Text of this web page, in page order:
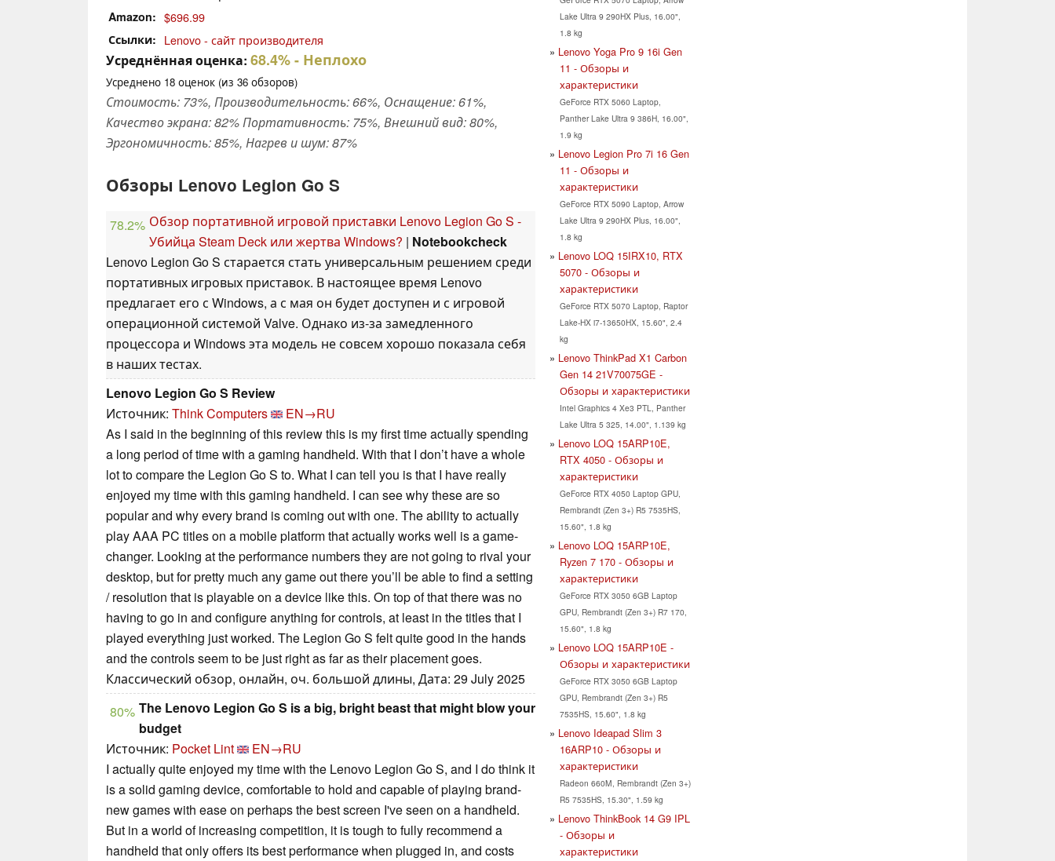
Amazon $696.99
Ссылки Lenovo - сайт производителя
Усреднённая оценка: 68.4%- Неплохо
Усреднено 18 оценок (из 36 обзоров)
Стоимость: 73%, Производительность: 66%, Оснащение: 61%,
Качество экрана: 82% Портативность: 75%, Внешний вид: 80%,
Эргономичность: 85%, Нагрев и шум: 87%
Обзоры Lenovo Legion Go S
78.2% Обзор портативной игровой приставки Lenovo Legion Go S -
Убийца Steam Deck или жертва Windows? | Notebookcheck
Lenovo Legion Go S старается стать универсальным решением среди
портативных игровых приставок. В настоящее время Lenovo
предлагает его с Windows, а с мая он будет доступен и с игровой
операционной системой Valve. Однако из-за замедленного
процессора и Windows эта модель не совсем хорошо показала себя
в наших тестах.
Lenovo Legion Go S Review
Источник: Think Computers
EN→RU
As I said in the beginning of this review this is my first time actually spending
a long period of time with a gaming handheld. With that I don’t have a whole
lot to compare the Legion Go S to. What I can tell you is that I have really
enjoyed my time with this gaming handheld. I can see why these are so
popular and why every brand is coming out with one. The ability to actually
play AAA PC titles on a mobile platform that actually works well is a game-
changer. Looking at the performance numbers they are not going to rival your
desktop, but for pretty much any game out there you’ll be able to find a setting
/ resolution that is playable on a device like this. On top of that there was no
having to go in and configure anything for controls, at least in the titles that I
played everything just worked. The Legion Go S felt quite good in the hands
and the controls seem to be just right as far as their placement goes.
Классический обзор, онлайн, оч. большой длины, Дата: 29 July 2025
80% The Lenovo Legion Go S is a big, bright beast that might blow your
budget
Источник: Pocket Lint
EN→RU
I actually quite enjoyed my time with the Lenovo Legion Go S, and I do think it
is a solid gaming device, comfortable to hold and capable of playing brand-
new games with ease on perhaps the best screen I've seen on a handheld.
But in a world of increasing competition, it is tough to fully recommend a
handheld that only offers its best performance when plugged in, and costs
Lake Ultra 9 290HX Plus, 16.00",
1.8 kg
Lenovo Yoga Pro 9 16i Gen
11 - Обзоры и
характеристики
GeForce RTX 5060 Laptop,
Panther Lake Ultra 9 386H, 16.00",
1.9 kg
Lenovo Legion Pro 7i 16 Gen
11 - Обзоры и
характеристики
GeForce RTX 5090 Laptop, Arrow
Lake Ultra 9 290HX Plus, 16.00",
1.8 kg
Lenovo LOQ 15IRX10, RTX
5070 - Обзоры и
характеристики
GeForce RTX 5070 Laptop, Raptor
Lake-HX i7-13650HX, 15.60", 2.4
kg
Lenovo ThinkPad X1 Carbon
Gen 14 21V70075GE -
Обзоры и характеристики
Intel Graphics 4 Xe3 PTL, Panther
Lake Ultra 5 325, 14.00", 1.139 kg
Lenovo LOQ 15ARP10E,
RTX 4050 - Обзоры и
характеристики
GeForce RTX 4050 Laptop GPU,
Rembrandt (Zen 3+) R5 7535HS,
15.60", 1.8 kg
Lenovo LOQ 15ARP10E,
Ryzen 7 170 - Обзоры и
характеристики
GeForce RTX 3050 6GB Laptop
GPU, Rembrandt (Zen 3+) R7 170,
15.60", 1.8 kg
Lenovo LOQ 15ARP10E -
Обзоры и характеристики
GeForce RTX 3050 6GB Laptop
GPU, Rembrandt (Zen 3+) R5
7535HS, 15.60", 1.8 kg
Lenovo Ideapad Slim 3
16ARP10 - Обзоры и
характеристики
Radeon 660M, Rembrandt (Zen 3+)
R5 7535HS, 15.30", 1.59 kg
Lenovo ThinkBook 14 G9 IPL
- Обзоры и
характеристики